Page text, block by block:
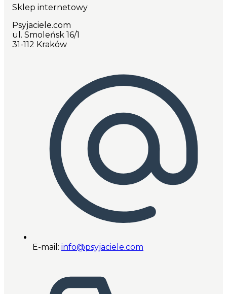
Sklep internetowy
Psyjaciele.com
ul. Smoleńsk 16/1
31-112 Kraków
E-mail: info@psyjaciele.com